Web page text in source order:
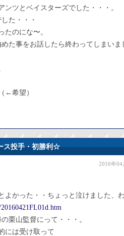
ツとベイスターズでした・・・。
た・・・
たのにな〜。
た事をお話したら終わってしまいま
←希望）
ス投手・初勝利☆
2016年04
かった・・ちょっと泣けました、わ
栗山監督にって・・・。
には受け取って